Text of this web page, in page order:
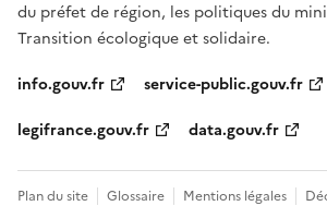
du préfet de région, les politiques du
Transition écologique et solidaire.
info.gouv.fr
service-public.gouv.fr
legifrance.gouv.fr
data.gouv.fr
Plan du site Glossaire Mentions légales